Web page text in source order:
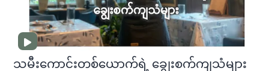
သမီးကောင်းတစ်ယောက်ရဲ့ ချွေးစက်ကျသံများ